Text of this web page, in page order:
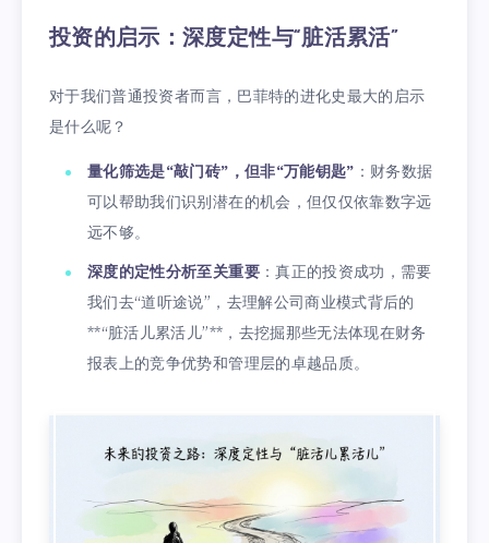
投资的启示：深度定性与“脏活累活”
对于我们普通投资者而言，巴菲特的进化史最大的启示
是什么呢？
量化筛选是“敲门砖”，但非“万能钥匙” ：财务数据
可以帮助我们识别潜在的机会，但仅仅依靠数字远
远不够。
深度的定性分析至关重要：真正的投资成功，需要
我们去“道听途说”，去理解公司商业模式背后的
**“脏活儿累活儿”**，去挖掘那些无法体现在财务
报表上的竞争优势和管理层的卓越品质。